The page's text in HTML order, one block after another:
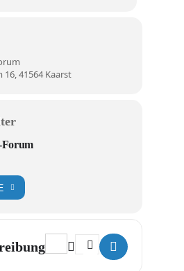
41564 Kaarst
Forum
Address - #Beethoven, dat
Destination Address -